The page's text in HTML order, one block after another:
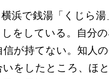
浜で銭湯「くじら湯
をしている。自分
信が持てない。知人
いをしたところ、ほ